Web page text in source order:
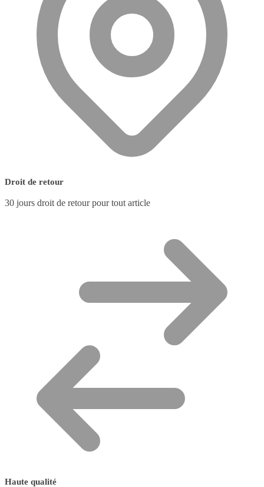
Droit de retour
30 jours droit de retour pour tout article
Haute qualité